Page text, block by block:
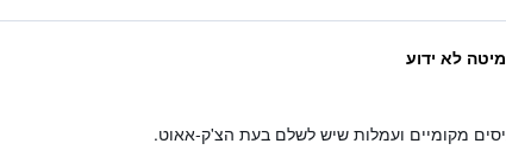
מקומיים ועמלות שיש לשלם בעת הצ'ק-אאוט.